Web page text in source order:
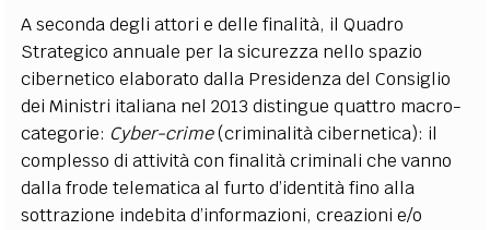
A seconda degli attori e delle finalità, il Quadro
Strategico annuale per la sicurezza nello spazio
cibernetico elaborato dalla Presidenza del Consiglio
dei Ministri italiana nel 2013 distingue quattro macro-
categorie: Cyber-crime(criminalità cibernetica): il
complesso di attività con finalità criminali che vanno
dalla frode telematica al furto d’identità fino alla
sottrazione indebita d’informazioni, creazioni e/o